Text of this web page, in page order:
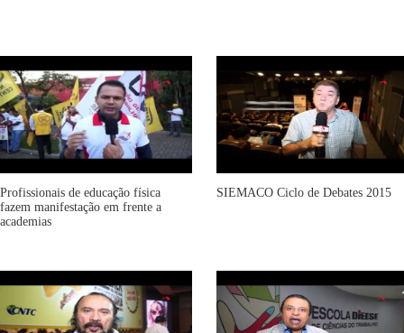
Profissionais de educação física
fazem manifestação em frente a
academias
SIEMACO Ciclo de Debates 2015